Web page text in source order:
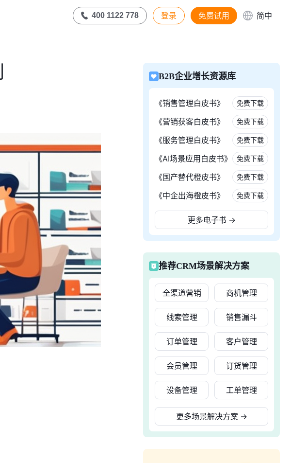
400 1122 778 登录 免费试用 简中
B2B企业增长资源库
《销售管理白皮书》 免费下载
《营销获客白皮书》 免费下载
《服务管理白皮书》 免费下载
《AI场景应用白皮书》 免费下载
《国产替代橙皮书》 免费下载
《中企出海橙皮书》 免费下载
更多电子书 →
推荐CRM场景解决方案
全渠道营销 商机管理
线索管理 销售漏斗
订单管理 客户管理
会员管理 订货管理
设备管理 工单管理
更多场景解决方案 →